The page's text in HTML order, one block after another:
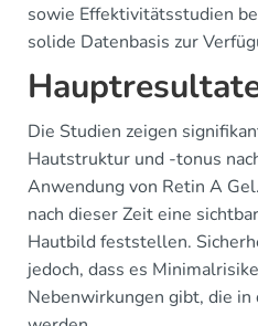
sowie Effektivitätsstudien
solide Datenbasis zur
Die Studien zeigen
Hautstruktur und -tonus
Anwendung von Retin A
nach dieser Zeit eine
Hautbild feststellen.
jedoch, dass es
Nebenwirkungen gibt, die